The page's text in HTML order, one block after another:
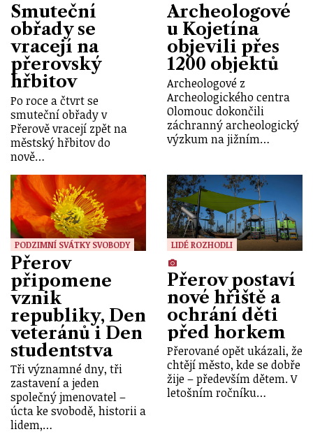
Smuteční
obřady se
vracejí na
přerovský
hřbitov
Po roce a čtvrt se
smuteční obřady v
Přerově vracejí zpět na
městský hřbitov do
nově…
Archeologové
u Kojetína
objevili přes
1200 objektů
Archeologové z
Archeologického centra
Olomouc dokončili
záchranný archeologický
výzkum na jižním…
PODZIMNÍ SVÁTKY SVOBODY
Přerov
připomene
vznik
republiky, Den
veteránů i Den
studentstva
Tři významné dny, tři
zastavení a jeden
společný jmenovatel –
úcta ke svobodě, historii a
lidem,…
LIDÉ ROZHODLI
Přerov postaví
nové hřiště a
ochrání děti
před horkem
Přerované opět ukázali, že
chtějí město, kde se dobře
žije – především dětem. V
letošním ročníku…